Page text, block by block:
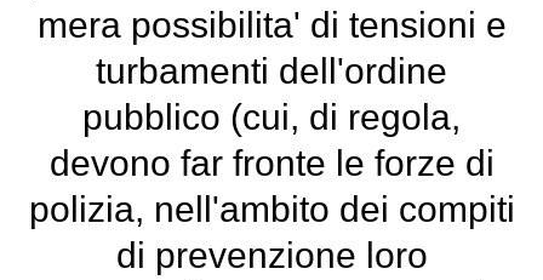
mera possibilita' di tensioni e
turbamenti dell'ordine
pubblico (cui, di regola,
devono far fronte le forze di
polizia, nell'ambito dei compiti
di prevenzione loro